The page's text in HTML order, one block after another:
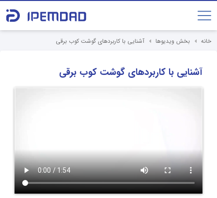
خانه بخش ویدیوها آشنایی با کاربردهای گوشت کوب برقی
آشنایی با کاربردهای گوشت کوب برقی